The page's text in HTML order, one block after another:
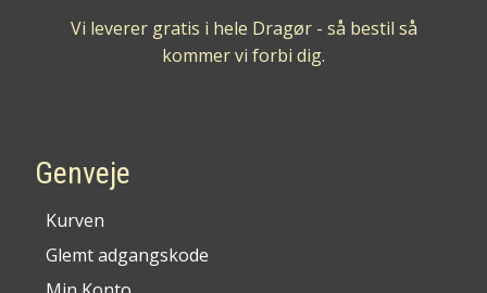
Vi leverer gratis i hele Dragør - så bestil så
kommer vi forbi dig.
Genveje
Kurven
Glemt adgangskode